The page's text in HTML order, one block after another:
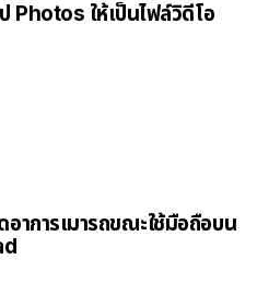
Photos ให้เป็นไฟล์วิดีโอ
าการเมารถขณะใช้มือถือบน